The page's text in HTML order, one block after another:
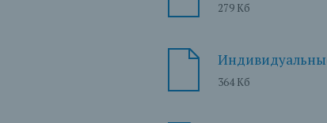
279 Кб
364 Кб